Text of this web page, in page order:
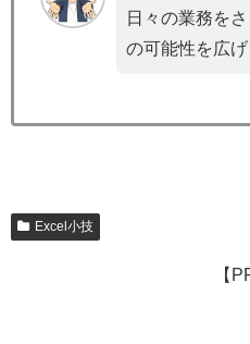
日々の業務を
の可能性を広げ
Excel小技
【